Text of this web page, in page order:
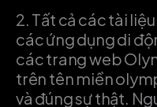
2. Tất cả các tài
các ứng dụng di
các trang web
trên tên miền
và đúng sự thật.